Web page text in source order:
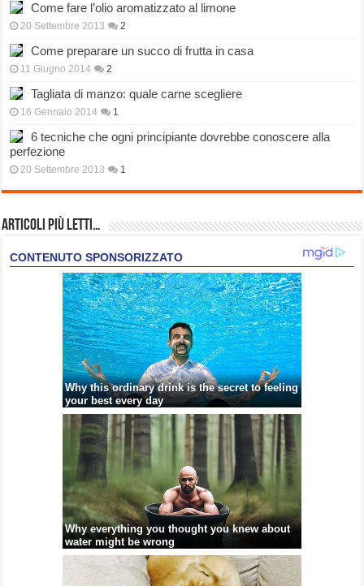
Come fare l’olio aromatizzato al limone
20 Settembre 2013 2
Come preparare un succo di frutta in casa
11 Giugno 2014 2
Tagliata di manzo: quale carne scegliere
16 Gennaio 2014 1
6 tecniche che ogni principiante dovrebbe conoscere alla
perfezione
20 Settembre 2013 1
Articoli più Letti…